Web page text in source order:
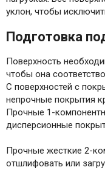
уклон, чтобы
Подготовка
Поверхность
чтобы она
С поверхностей с
непрочные покрытия
Прочные 1-
дисперсионные
Прочные жесткие 2-
отшлифовать или